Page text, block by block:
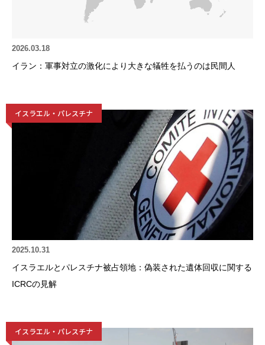
2026.03.18
イラン：軍事対立の激化により大きな犠牲を払うのは民間人
イスラエル・パレスチナ
2025.10.31
イスラエルとパレスチナ被占領地：偽装された遺体回収に関する
ICRCの見解
イスラエル・パレスチナ